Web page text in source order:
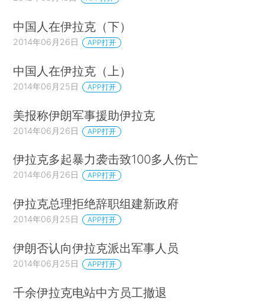
中国人在伊拉克（下）
2014年06月26日 APP打开
中国人在伊拉克（上）
2014年06月25日 APP打开
美报称伊朗军事援助伊拉克
2014年06月26日 APP打开
伊拉克多起暴力袭击致100多人伤亡
2014年06月26日 APP打开
伊拉克总理拒绝辞职组建新政府
2014年06月25日 APP打开
伊朗否认向伊拉克派出军事人员
2014年06月25日 APP打开
千余伊拉克电站中方员工撤退